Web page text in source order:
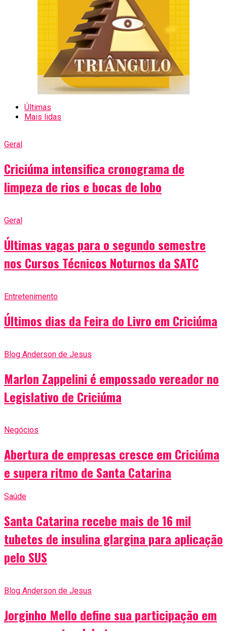
Últimas
Mais lidas
Geral
Criciúma intensifica cronograma de
limpeza de rios e bocas de lobo
Geral
Últimas vagas para o segundo semestre
nos Cursos Técnicos Noturnos da SATC
Entretenimento
Últimos dias da Feira do Livro em Criciúma
Blog Anderson de Jesus
Marlon Zappelini é empossado vereador no
Legislativo de Criciúma
Negócios
Abertura de empresas cresce em Criciúma
e supera ritmo de Santa Catarina
Saúde
Santa Catarina recebe mais de 16 mil
tubetes de insulina glargina para aplicação
pelo SUS
Blog Anderson de Jesus
Jorginho Mello define sua participação em